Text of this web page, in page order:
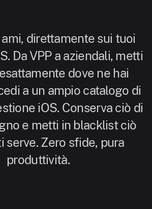
direttamente sui tuoi
Da VPP a aziendali, metti
dove ne hai
a un ampio catalogo di
iOS. Conserva ciò di
e metti in blacklist ciò
serve. Zero sfide, pura
produttività.